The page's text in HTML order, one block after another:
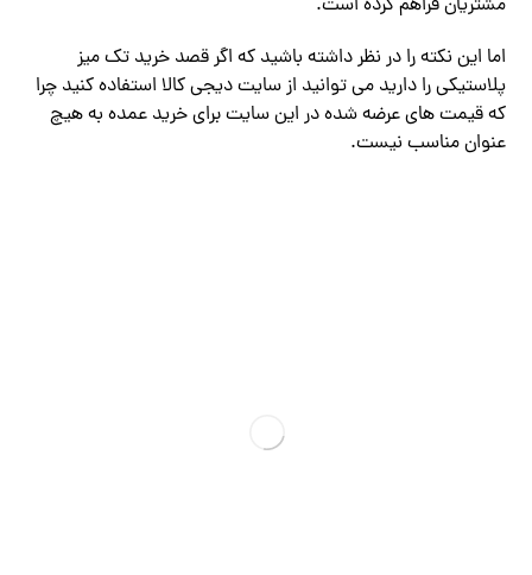
مشتریان فراهم کرده است.
اما این نکته را در نظر داشته باشید که اگر قصد خرید تک میز
پلاستیکی را دارید می توانید از سایت دیجی کالا استفاده کنید چرا
که قیمت های عرضه شده در این سایت برای خرید عمده به هیچ
عنوان مناسب نیست.